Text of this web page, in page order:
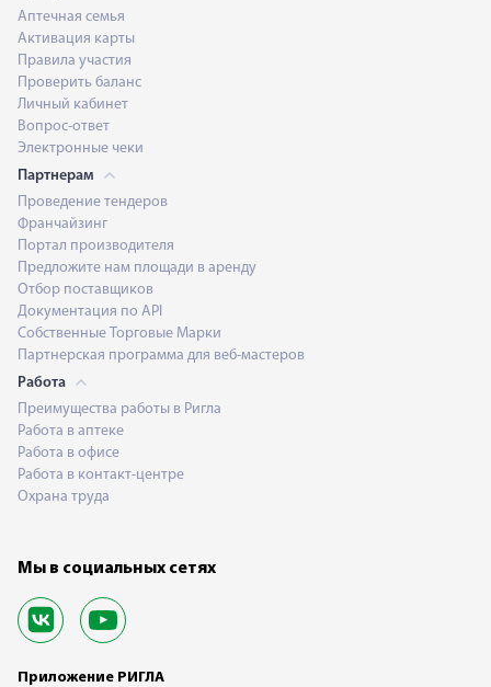
Аптечная семья
Активация карты
Правила участия
Проверить баланс
Личный кабинет
Вопрос-ответ
Электронные чеки
Партнерам
Проведение тендеров
Франчайзинг
Портал производителя
Предложите нам площади в аренду
Отбор поставщиков
Документация по API
Собственные Торговые Марки
Партнерская программа для веб-мастеров
Работа
Преимущества работы в Ригла
Работа в аптеке
Работа в офисе
Работа в контакт-центре
Охрана труда
Мы в социальных сетях
Приложение РИГЛА